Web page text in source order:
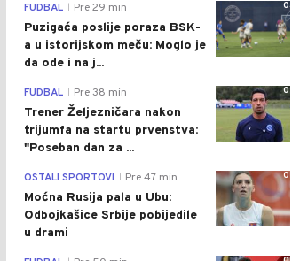
0
FUDBAL Pre 29 min
Puzigaća poslije poraza BSK-
a u istorijskom meču: Moglo je
da ode i na j...
0
FUDBAL Pre 38 min
Trener Željezničara nakon
trijumfa na startu prvenstva:
"Poseban dan za ...
0
OSTALI SPORTOVI Pre 47 min
Moćna Rusija pala u Ubu:
Odbojkašice Srbije pobijedile
u drami